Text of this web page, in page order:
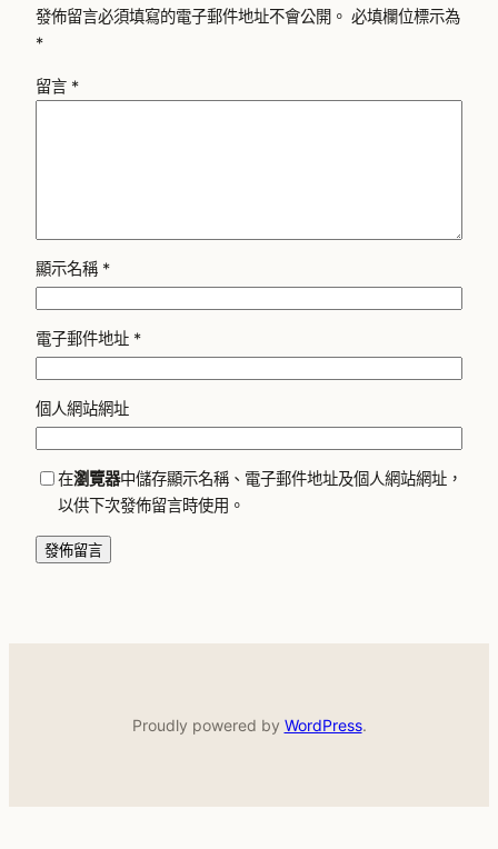
發佈留言必須填寫的電子郵件地址不會公開。 必填欄位標示為
*
留言 *
顯示名稱 *
電子郵件地址 *
個人網站網址
在瀏覽器中儲存顯示名稱、電子郵件地址及個人網站網址，
以供下次發佈留言時使用。
Proudly powered by WordPress.